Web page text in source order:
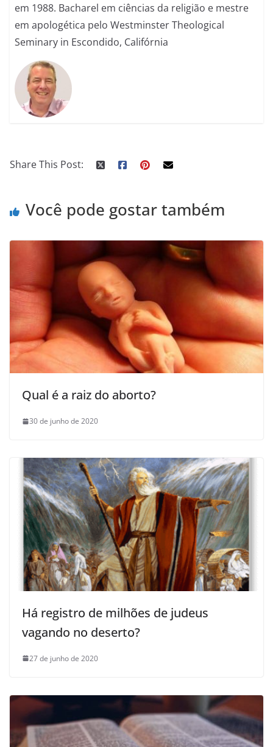
em 1988. Bacharel em ciências da religião e mestre
em apologética pelo Westminster Theological
Seminary in Escondido, Califórnia
Share This Post:
Você pode gostar também
Qual é a raiz do aborto?
30 de junho de 2020
Há registro de milhões de judeus
vagando no deserto?
27 de junho de 2020